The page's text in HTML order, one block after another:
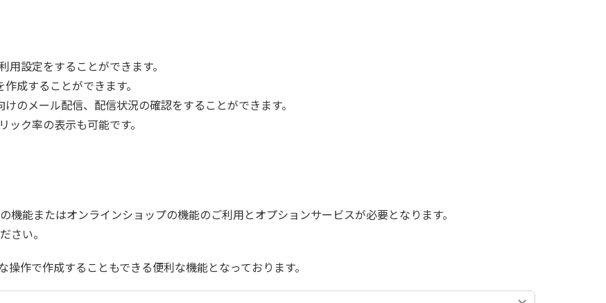
設定をすることができます。
成することができます。
のメール配信、配信状況の確認をすることができます。
ク率の表示も可能です。
能またはオンラインショップの機能のご利用とオプションサービスが必要となります。
さい。
作で作成することもできる便利な機能となっております。